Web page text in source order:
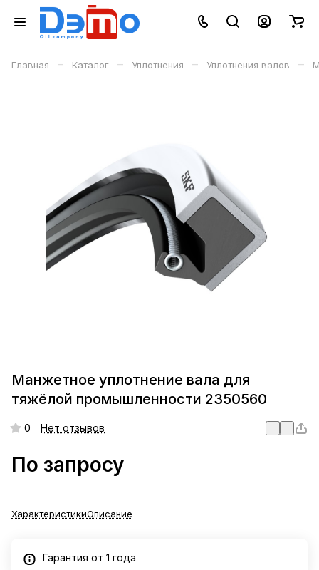
Главная – Каталог – Уплотнения – Уплотнения валов –
Манжетное уплотнение вала для
тяжёлой промышленности 2350560
0 Нет отзывов
По запросу
ХарактеристикиОписание
Гарантия от 1 года